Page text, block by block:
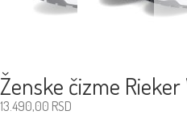
Ženske čizme
13.490,00 RSD